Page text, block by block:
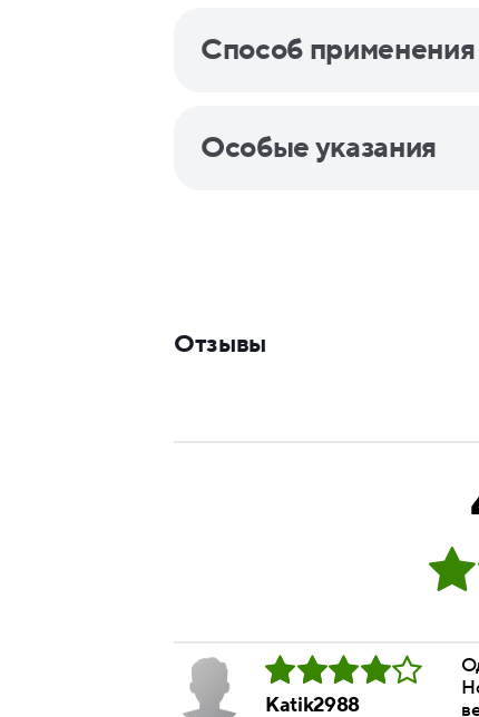
Способ применения
Особые указания
Отзывы
Katik2988